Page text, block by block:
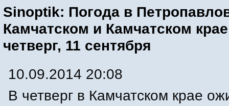
Sinoptik: Погода в
Камчатском и Камчатском
четверг, 11 сентября
10.09.2014 20:08
В четверг в Камчатском крае